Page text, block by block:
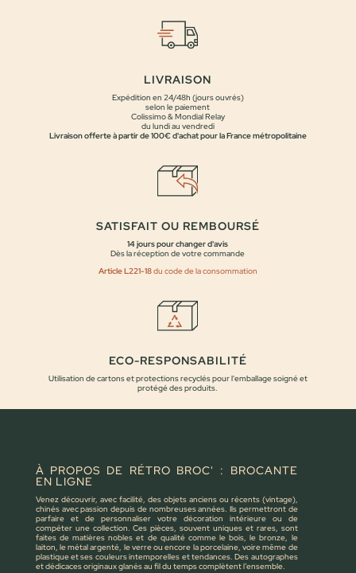
LIVRAISON
Expédition en 24/48h (jours ouvrés)
selon le paiement
Colissimo & Mondial Relay
du lundi au vendredi
Livraison offerte à partir de 100€ d'achat pour la France métropolitaine
SATISFAIT OU REMBOURSÉ
14 jours pour changer d'avis
Dès la réception de votre commande
Article L221-18du code de la consommation
ECO-RESPONSABILITÉ
Utilisation de cartons et protections recyclés pour l'emballage soigné et
protégé des produits.
À PROPOS DE RÉTRO BROC' : BROCANTE
EN LIGNE
Venez découvrir, avec facilité, des objets anciens ou récents (vintage),
chinés avec passion depuis de nombreuses années. Ils permettront de
parfaire et de personnaliser votre décoration intérieure ou de
compéter une collection. Ces pièces, souvent uniques et rares, sont
faites de matières nobles et de qualité comme le bois, le bronze, le
laiton, le métal argenté, le verre ou encore la porcelaine, voire même de
plastique et ses couleurs intemporelles et tendances. Des autographes
et dédicaces originaux glanés au fil du temps complètent l’ensemble.